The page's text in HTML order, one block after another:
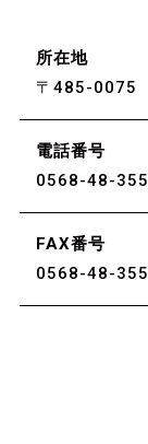
所在地
〒485-0075
電話番号
0568-48-
FAX番号
0568-48-